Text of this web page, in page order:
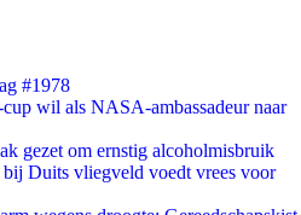
#1978
wil als NASA-ambassadeur naar
gezet om ernstig alcoholmisbruik
Duits vliegveld voedt vrees voor